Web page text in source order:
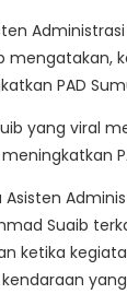
mengatakan,
PAD
yang viral
Asisten
Suaib
ketika